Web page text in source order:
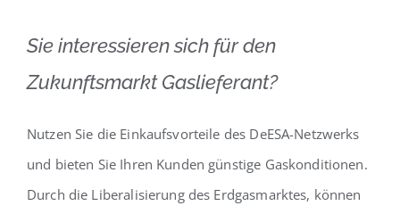
Sie interessieren sich für den
Zukunftsmarkt Gaslieferant?
Nutzen Sie die Einkaufsvorteile des DeESA-Netzwerks
und bieten Sie Ihren Kunden günstige Gaskonditionen.
Durch die Liberalisierung des Erdgasmarktes, können